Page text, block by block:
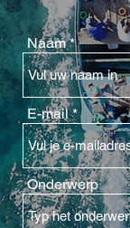
Naam
E-mail
Onderwerp